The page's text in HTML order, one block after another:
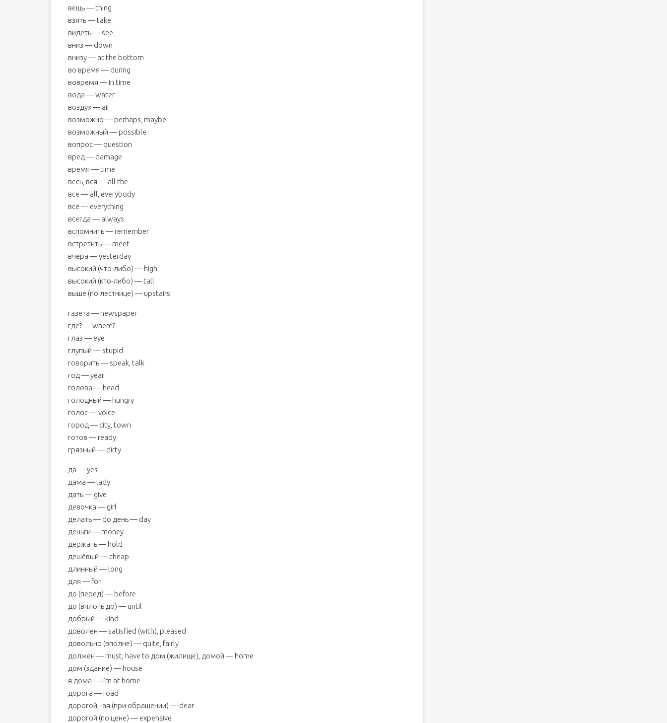
вещь — thing
взять — take
видеть — see
вниз — down
внизу — at the bottom
во время — during
вовремя — in time
вода — water
воздух — air
возможно — perhaps, maybe
возможный — possible
вопрос — question
вред — damage
время — time
весь, вся — all the
все — all, everybody
всё — everything
всегда — always
вспомнить — remember
встретить — meet
вчера — yesterday
высокий (что-либо) — high
высокий (кто-либо) — tall
выше (по лестнице) — upstairs
газета — newspaper
где? — where?
глаз — eye
глупый — stupid
говорить — speak, talk
год — year
голова — head
голодный — hungry
голос — voice
город — city, town
готов — ready
грязный — dirty
да — yes
дама — lady
дать — give
девочка — girl
делать — do день — day
деньги — money
держать — hold
дешёвый — cheap
длинный — long
для — for
до (перед) — before
до (вплоть до) — until
добрый — kind
доволен — satisfied (with), pleased
довольно (вполне) — quite, fairly
должен — must, have to дом (жилище), домой — home
дом (здание) — house
я дома — I’m at home
дорога — road
дорогой, -ая (при обращении) — dear
дорогой (по цене) — expensive